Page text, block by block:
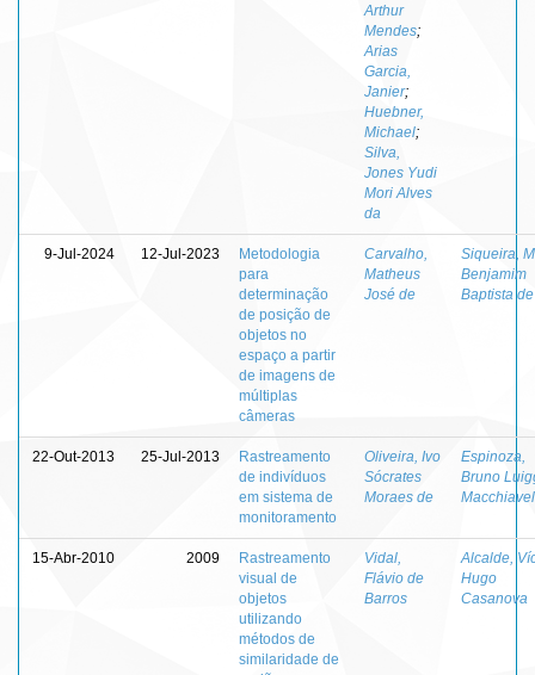
Arthur
Mendes;
Arias
Garcia,
Janier;
Huebner,
Michael;
Silva,
Jones Yudi
Mori Alves
da
9-Jul-2024 12-Jul-2023
Metodologia
para
determinação
de posição de
objetos no
espaço a partir
de imagens de
múltiplas
câmeras
Carvalho,
Matheus
José de
Siqueira,
Benjamim
Baptista de
22-Out-2013 25-Jul-2013
Rastreamento
de indivíduos
em sistema de
monitoramento
Oliveira, Ivo
Sócrates
Moraes de
Espinoza,
Bruno
15-Abr-2010 2009
Rastreamento
visual de
objetos
utilizando
métodos de
similaridade de
Vidal,
Flávio de
Barros
Alcalde,
Hugo
Casanova